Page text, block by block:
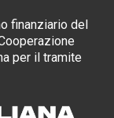
finanziario del
per il tramite